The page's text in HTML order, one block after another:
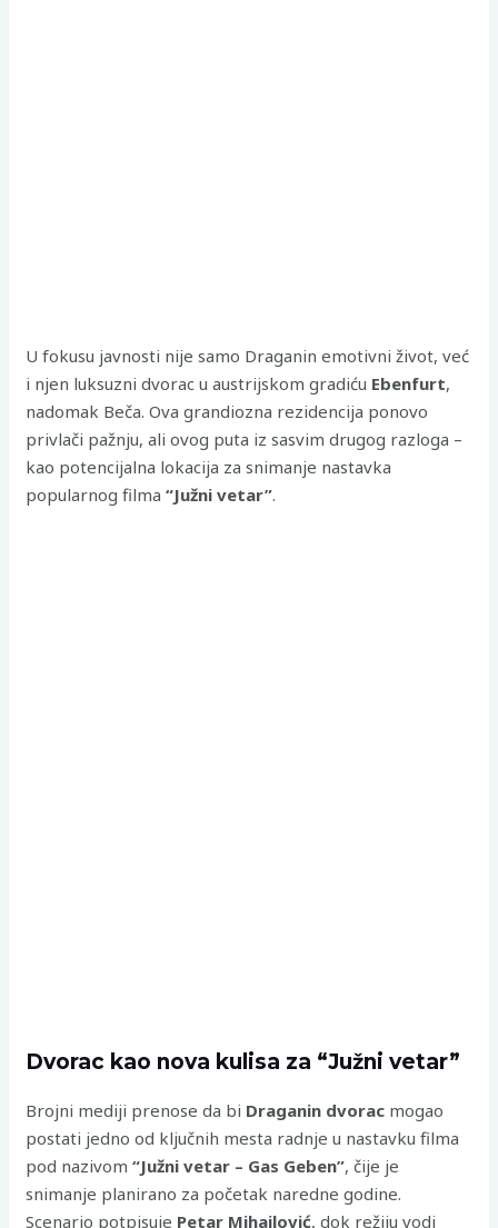
U fokusu javnosti nije samo Draganin emotivni život, već
i njen luksuzni dvorac u austrijskom gradiću Ebenfurt,
nadomak Beča. Ova grandiozna rezidencija ponovo
privlači pažnju, ali ovog puta iz sasvim drugog razloga –
kao potencijalna lokacija za snimanje nastavka
popularnog filma“Južni vetar”.
Dvorac kao nova kulisa za “Južni vetar”
Brojni mediji prenose da bi Draganin dvorac mogao
postati jedno od ključnih mesta radnje u nastavku filma
pod nazivom“Južni vetar – Gas Geben”, čije je
snimanje planirano za početak naredne godine.
Scenario potpisuje Petar Mihajlović, dok režiju vodi